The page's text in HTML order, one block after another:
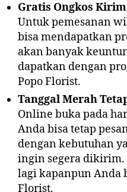
Gratis Ongkos
Untuk pemesanan
bisa mendapatkan
akan banyak
dapatkan dengan
Popo Florist.
Tanggal Merah
Online buka pada
Anda bisa tetap
dengan kebutuhan
ingin segera dikirim.
lagi kapanpun Anda
Florist.